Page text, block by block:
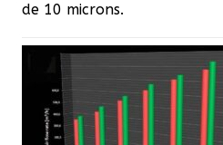
de 10 microns.